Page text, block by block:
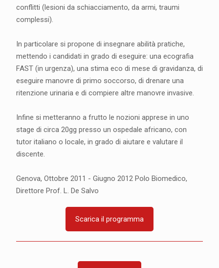
conflitti (lesioni da schiacciamento, da armi, traumi
complessi).
In particolare si propone di insegnare abilità pratiche,
mettendo i candidati in grado di eseguire: una ecografia
FAST (in urgenza), una stima eco di mese di gravidanza, di
eseguire manovre di primo soccorso, di drenare una
ritenzione urinaria e di compiere altre manovre invasive.
Infine si metteranno a frutto le nozioni apprese in uno
stage di circa 20gg presso un ospedale africano, con
tutor italiano o locale, in grado di aiutare e valutare il
discente.
Genova, Ottobre 2011 - Giugno 2012 Polo Biomedico,
Direttore Prof. L. De Salvo
Scarica il programma